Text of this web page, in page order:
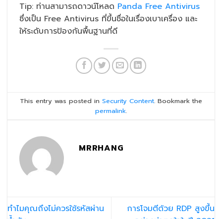
Tip: ท่านสามารถดาวน์โหลด Panda Free Antivirus
ซึ่งเป็น Free Antivirus ที่ขึ้นชื่อในเรื่องเบาเครื่อง และ
ให้ระดับการป้องกันพื้นฐานที่ดี
This entry was posted in Security Content. Bookmark the
permalink.
MRRHANG
ทำไมคุณถึงไม่ควรใช้รหัสผ่าน
การโจมตีด้วย RDP สูงขึ้น